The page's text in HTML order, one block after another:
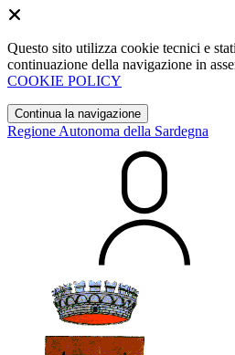
Questo sito utilizza cookie tecnici e
continuazione della navigazione in
COOKIE POLICY
Continua la navigazione
Regione Autonoma della Sardegna